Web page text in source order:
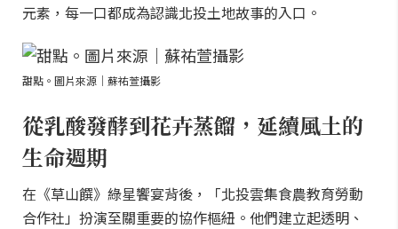
元素，每一口都成為認識北投土地故事的入口。
甜點。圖片來源｜蘇祐萱攝影
從乳酸發酵到花卉蒸餾，延續風土的
生命週期
在《草山饌》綠星饗宴背後，「北投雲集食農教育勞動
合作社」扮演至關重要的協作樞紐。他們建立起透明、